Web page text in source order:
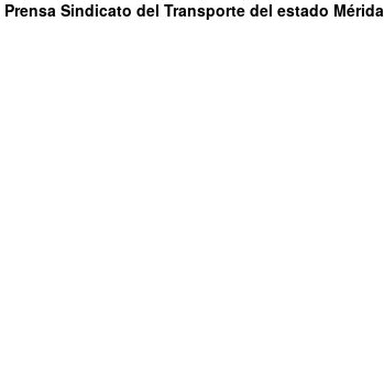
Prensa Sindicato del Transporte del estado Mérida